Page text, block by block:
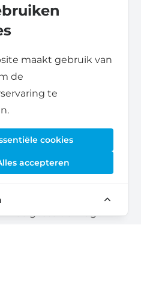
maakt gebruik van
de
te
cookies
accepteren
Blogs
Verenigingen
Voor Partners
Voor Opslagaanbieders
Self Storage Rapport
Privacybeleid
Algemene Voorwaarde
Veelgestelde Vragen